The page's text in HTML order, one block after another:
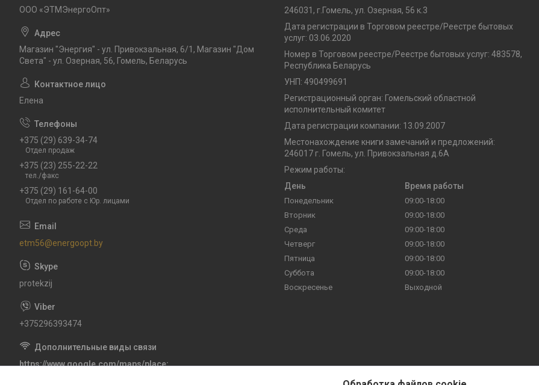
ООО «ЭТМЭнергоОпт»
Магазин "Энергия" - ул. Привокзальная, 6/1, Магазин "Дом
Света" - ул. Озерная, 56, Гомель, Беларусь
Елена
+375 (29) 639-34-74
Отдел продаж
+375 (23) 255-22-22
тел./факс
+375 (29) 161-64-00
Отдел по работе с Юр. лицами
etm56@energoopt.by
protekzij
+375296393474
https://www.google.com/maps/place
246031, г.Гомель, ул. Озерная, 56 к.3
Дата регистрации в Торговом реестре/Реестре бытовых
услуг: 03.06.2020
Номер в Торговом реестре/Реестре бытовых услуг: 483578,
Республика Беларусь
УНП: 490499691
Регистрационный орган: Гомельский областной
исполнительный комитет
Дата регистрации компании: 13.09.2007
Местонахождение книги замечаний и предложений:
246017 г. Гомель, ул. Привокзальная д.6А
Режим работы:
День
Время работы
Понедельник
09:00-18:00
Вторник
09:00-18:00
Среда
09:00-18:00
Четверг
09:00-18:00
Пятница
09:00-18:00
Суббота
09:00-18:00
Воскресенье
Выходной